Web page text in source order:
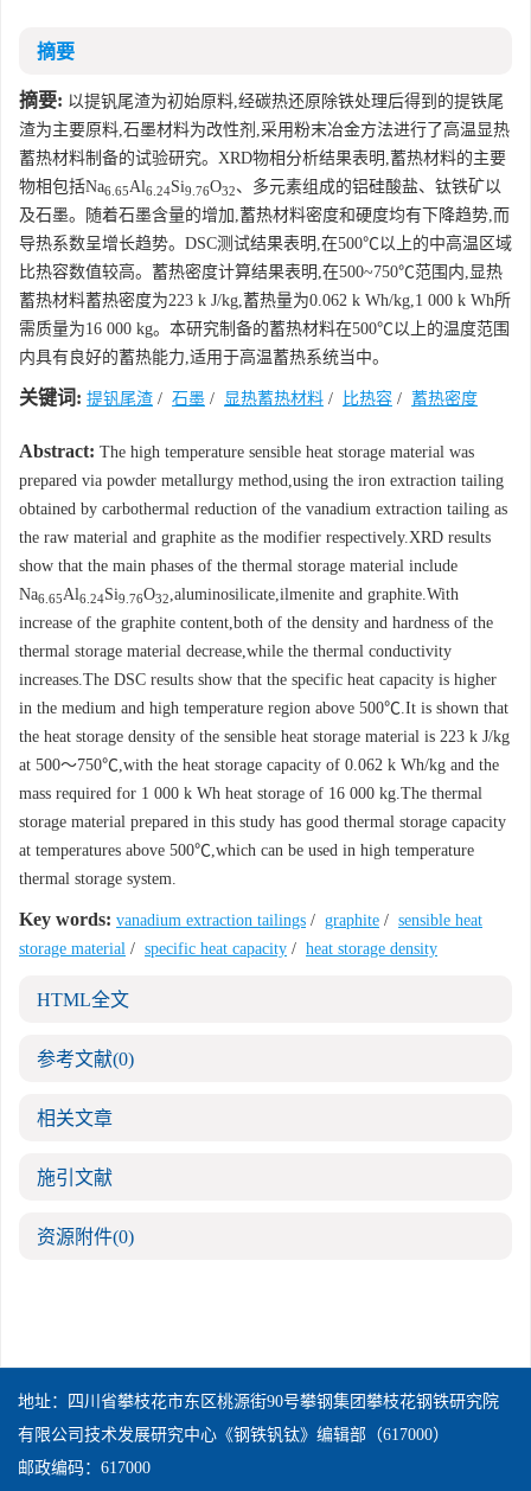
摘要
摘要: 以提钒尾渣为初始原料,经碳热还原除铁处理后得到的提铁尾
渣为主要原料,石墨材料为改性剂,采用粉末冶金方法进行了高温显热
蓄热材料制备的试验研究。XRD物相分析结果表明,蓄热材料的主要
物相包括Na6.65Al6.24Si9.76O32、多元素组成的铝硅酸盐、钛铁矿以
及石墨。随着石墨含量的增加,蓄热材料密度和硬度均有下降趋势,而
导热系数呈增长趋势。DSC测试结果表明,在500℃以上的中高温区域
比热容数值较高。蓄热密度计算结果表明,在500~750℃范围内,显热
蓄热材料蓄热密度为223 k J/kg,蓄热量为0.062 k Wh/kg,1 000 k Wh所
需质量为16 000 kg。本研究制备的蓄热材料在500℃以上的温度范围
内具有良好的蓄热能力,适用于高温蓄热系统当中。
关键词: 提钒尾渣 / 石墨 / 显热蓄热材料 / 比热容 / 蓄热密度
Abstract: The high temperature sensible heat storage material was
prepared via powder metallurgy method,using the iron extraction tailing
obtained by carbothermal reduction of the vanadium extraction tailing as
the raw material and graphite as the modifier respectively.XRD results
show that the main phases of the thermal storage material include
Na6.65Al6.24Si9.76O32,aluminosilicate,ilmenite and graphite.With
increase of the graphite content,both of the density and hardness of the
thermal storage material decrease,while the thermal conductivity
increases.The DSC results show that the specific heat capacity is higher
in the medium and high temperature region above 500℃.It is shown that
the heat storage density of the sensible heat storage material is 223 k J/kg
at 500～750℃,with the heat storage capacity of 0.062 k Wh/kg and the
mass required for 1 000 k Wh heat storage of 16 000 kg.The thermal
storage material prepared in this study has good thermal storage capacity
at temperatures above 500℃,which can be used in high temperature
thermal storage system.
Key words: vanadium extraction tailings / graphite / sensible heat
storage material / specific heat capacity / heat storage density
HTML全文
参考文献(0)
相关文章
施引文献
资源附件(0)
地址：四川省攀枝花市东区桃源街90号攀钢集团攀枝花钢铁研究院
有限公司技术发展研究中心《钢铁钒钛》编辑部（617000）
邮政编码：617000